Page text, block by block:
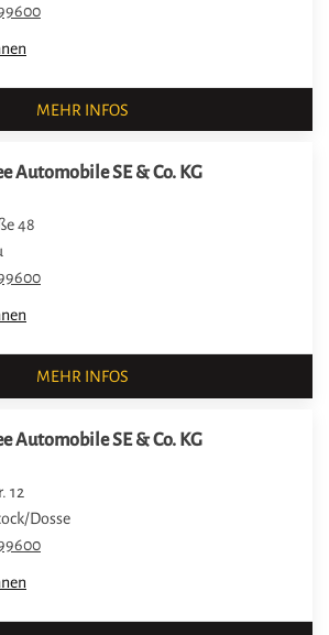
MEHR INFOS
Automobile SE & Co. KG
48
MEHR INFOS
Automobile SE & Co. KG
12
Dosse